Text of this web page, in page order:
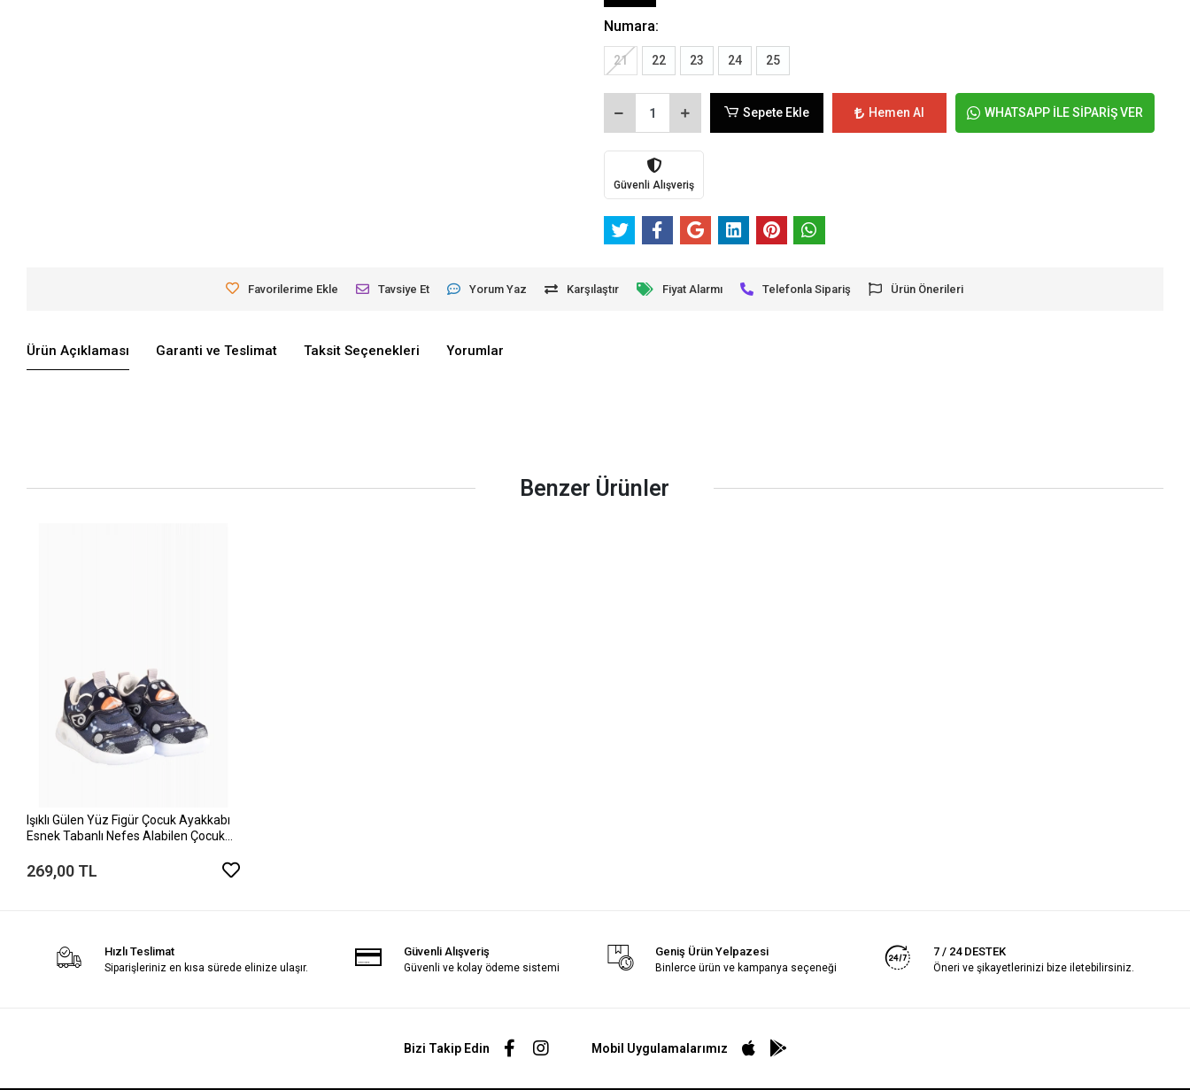
Numara:
21 22 23 24 25
Sepete Ekle Hemen Al WHATSAPP İLE SİPARİŞ VER
Güvenli Alışveriş
Favorilerime Ekle Tavsiye Et Yorum Yaz Karşılaştır Fiyat Alarmı Telefonla Sipariş Ürün Önerileri
Ürün Açıklaması Garanti ve Teslimat Taksit Seçenekleri Yorumlar
Benzer Ürünler
Işıklı Gülen Yüz Figür Çocuk Ayakkabı
Esnek Tabanlı Nefes Alabilen Çocuk
269,00 TL
Hızlı Teslimat
Siparişleriniz en kısa sürede elinize ulaşır.
Güvenli Alışveriş
Güvenli ve kolay ödeme sistemi
Geniş Ürün Yelpazesi
Binlerce ürün ve kampanya seçeneği
7 / 24 DESTEK
Öneri ve şikayetlerinizi bize iletebilirsiniz.
Bizi Takip Edin Mobil Uygulamalarımız